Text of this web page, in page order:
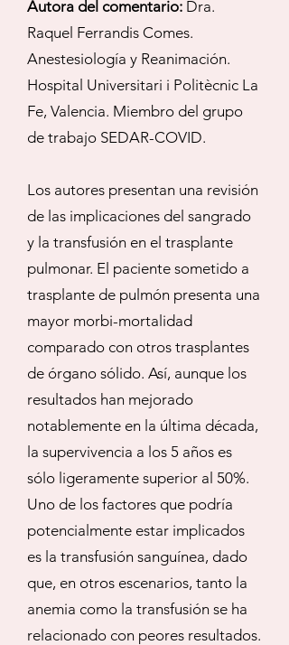
Autora del comentario: Dra.
Raquel Ferrandis Comes.
Anestesiología y Reanimación.
Hospital Universitari i Politècnic La
Fe, Valencia. Miembro del grupo
de trabajo SEDAR-COVID.
Los autores presentan una revisión
de las implicaciones del sangrado
y la transfusión en el trasplante
pulmonar. El paciente sometido a
trasplante de pulmón presenta una
mayor morbi-mortalidad
comparado con otros trasplantes
de órgano sólido. Así, aunque los
resultados han mejorado
notablemente en la última década,
la supervivencia a los 5 años es
sólo ligeramente superior al 50%.
Uno de los factores que podría
potencialmente estar implicados
es la transfusión sanguínea, dado
que, en otros escenarios, tanto la
anemia como la transfusión se ha
relacionado con peores resultados.